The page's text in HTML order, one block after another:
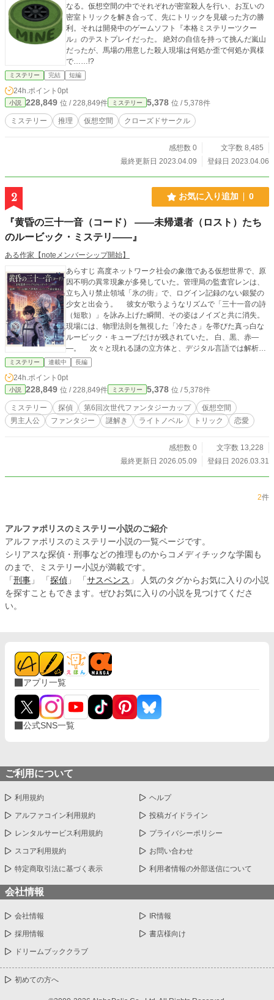
なる。仮想空間の中でそれぞれが密室殺人を行い、お互いの
密室トリックを解き合って、先にトリックを見破った方の勝
利。それは開発中のゲームソフト『本格ミステリーツクー
ル』のテストプレイだった。 絶対の自信を持って挑んだ嵐山
だったが、馬場の用意した殺人現場は何処か歪で何処か異様
で……!?
ミステリー 完結 短編
24h.ポイント 0pt
小説 228,849 位 / 228,849件 ミステリー 5,378 位 / 5,378件
ミステリー 推理 仮想空間 クローズドサークル
感想数 0
文字数 8,485
最終更新日 2023.04.09
登録日 2023.04.06
2 お気に入り追加 0
『黄昏の三十一音（コード） ――未帰還者（ロスト）たち
のルービック・ミステリ――』
ある作家【noteメンバーシップ開始】
あらすじ 高度ネットワーク社会の象徴である仮想世界で、原
因不明の異常現象が多発していた。管理局の監査官レンは、
立ち入り禁止領域「氷の街」で、ログイン記録のない銀髪の
少女と出会う。 彼女が歌うようなリズムで「三十一音の詩
（短歌）」を詠み上げた瞬間、その姿はノイズと共に消失。
現場には、物理法則を無視した「冷たさ」を帯びた真っ白な
ルービック・キューブだけが残されていた。 白、黒、赤―
―。 次々と現れる謎の立方体と、デジタル言語では解析不
能なアナログの暗号。 レンは型破りなハッカー・カイトと
共に、仮想世界と現実が逆転し、ピクセル状に崩壊し始めた
世界の「裏地」へと足を踏み入れる。 すべての箱が揃い、最
後の歌が響くとき。 暴かれるのは、冷徹な管理社会が隠蔽
した「魂の行方」と、一人の開発者が遺した美しき罪の記憶
だった。 主要登場人物 レン (Ren) 主人公。管理局のデータ監
査官。 性格: 常に冷静沈着で、事象を論理的に分析する「探
スト）を救えなかった過去を、指先に残る「データの熱」と
いう違和感として抱え続けている。 アリサ (Alisa) ヒロイン。
直感的で型破りな「ワトソン」役。レンの論理を裏切る発想
特殊な知覚を持つ。皮肉屋だが、レンに対しては強い信頼を
寄せている。 秋津（あきつ） 物語の鍵を握る伝説的開発者。
特徴: 古典文学とネットワーク技術の融合を試みた狂気的天
才。彼が遺した『秋津歌集』こそが、崩壊する世界を救う唯
一の設計図（ソースコード）となっている。
ミステリー 連載中 長編
24h.ポイント 0pt
小説 228,849 位 / 228,849件 ミステリー 5,378 位 / 5,378件
ミステリー 探偵 第6回次世代ファンタジーカップ
仮想空間
男主人公
ファンタジー 謎解き ライトノベル トリック 恋愛
感想数 0
文字数 13,228
最終更新日 2026.05.09
登録日 2026.03.31
2件
アルファポリスのミステリー小説のご紹介
アルファポリスのミステリー小説の一覧ページです。
シリアスな探偵・刑事などの推理ものからコメディチックな学園も
のまで、ミステリー小説が満載です。
「 刑事 」 「 探偵 」 「 サスペンス 」 人気のタグからお気に入りの小説
を探すこともできます。ぜひお気に入りの小説を見つけてくださ
い。
アプリ一覧
公式SNS一覧
ご利用について
利用規約 ヘルプ
アルファコイン利用規約 投稿ガイドライン
レンタルサービス利用規約 プライバシーポリシー
スコア利用規約 お問い合わせ
特定商取引法に基づく表示 利用者情報の外部送信について
会社情報
会社情報 IR情報
採用情報 書店様向け
ドリームブッククラブ
初めての方へ